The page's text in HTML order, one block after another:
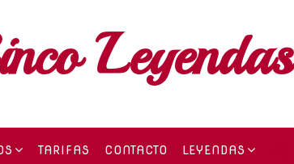
Leyendas
TARIFAS CONTACTO LEYENDAS